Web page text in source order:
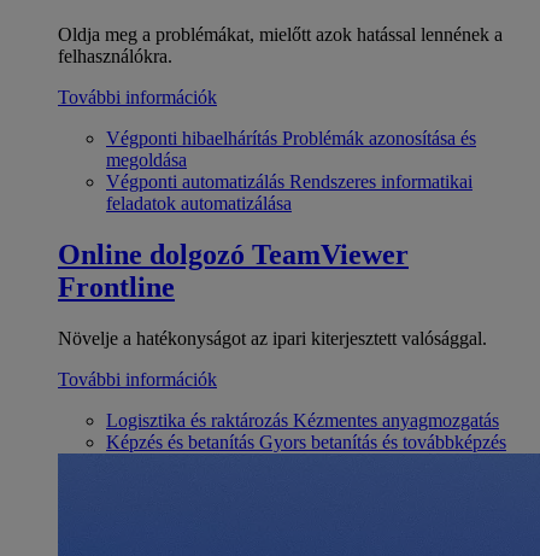
Oldja meg a problémákat, mielőtt azok hatással lennének a
felhasználókra.
További információk
Végponti hibaelhárítás Problémák azonosítása és
megoldása
Végponti automatizálás Rendszeres informatikai
feladatok automatizálása
Online dolgozó TeamViewer
Frontline
Növelje a hatékonyságot az ipari kiterjesztett valósággal.
További információk
Logisztika és raktározás Kézmentes anyagmozgatás
Képzés és betanítás Gyors betanítás és továbbképzés